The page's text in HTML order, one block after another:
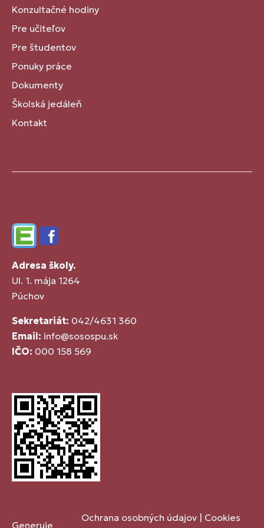
Konzultačné hodiny
Pre učiteľov
Pre študentov
Ponuky práce
Dokumenty
Školská jedáleň
Kontakt
EdupageFacebook
Adresa školy.
Ul. 1. mája 1264
Púchov
Sekretariát: 042/4631 360
Email: info@sosospu.sk
IČO: 000 158 569
Generuje
Ochrana osobných údajov | Cookies